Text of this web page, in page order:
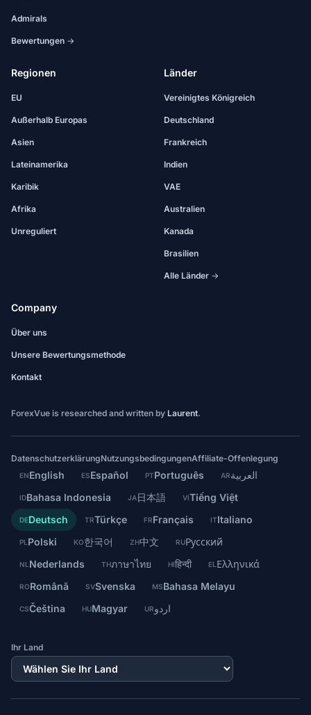
Admirals
Bewertungen →
Regionen
EU
Außerhalb Europas
Asien
Lateinamerika
Karibik
Afrika
Unreguliert
Länder
Vereinigtes Königreich
Deutschland
Frankreich
Indien
VAE
Australien
Kanada
Brasilien
Alle Länder →
Company
Über uns
Unsere Bewertungsmethode
Kontakt
ForexVue is researched and written by Laurent.
DatenschutzerklärungNutzungsbedingungenAffiliate-Offenlegung
ENEnglish ESEspañol PTPortuguês ARالعربية
IDBahasa Indonesia JA日本語 VITiếng Việt
DEDeutsch TRTürkçe FRFrançais ITItaliano
PL Polski KO한국어 ZH中文 RUРусский
NL Nederlands THภาษาไทย HIहिन्दी EL Ελληνικά
RORomână SVSvenska MSBahasa Melayu
CSČeština HUMagyar URاردو
Ihr Land